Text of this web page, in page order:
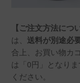
【ご注文方法につ
は、 送料が別途必
合上、お買い物カ
は「0円」となりま
ください。